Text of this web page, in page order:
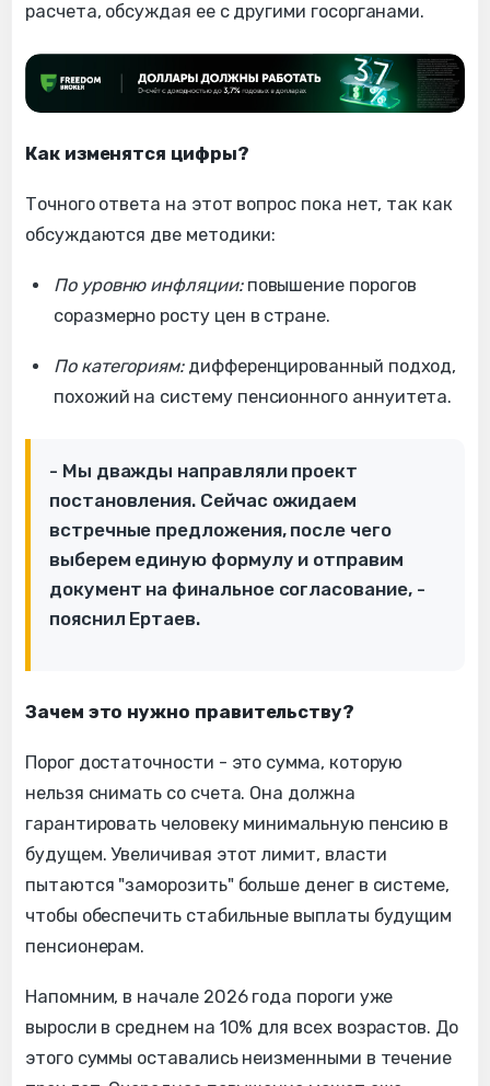
расчета, обсуждая ее с другими госорганами.
Как изменятся цифры?
Точного ответа на этот вопрос пока нет, так как
обсуждаются две методики:
По уровню инфляции: повышение порогов
соразмерно росту цен в стране.
По категориям:дифференцированный подход,
похожий на систему пенсионного аннуитета.
- Мы дважды направляли проект
постановления. Сейчас ожидаем
встречные предложения, после чего
выберем единую формулу и отправим
документ на финальное согласование, -
пояснил Ертаев.
Зачем это нужно правительству?
Порог достаточности - это сумма, которую
нельзя снимать со счета. Она должна
гарантировать человеку минимальную пенсию в
будущем. Увеличивая этот лимит, власти
пытаются "заморозить" больше денег в системе,
чтобы обеспечить стабильные выплаты будущим
пенсионерам.
Напомним, в начале 2026 года пороги уже
выросли в среднем на 10% для всех возрастов. До
этого суммы оставались неизменными в течение